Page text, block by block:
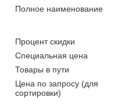
Полное наименование
Процент скидки
Специальная цена
Товары в пути
Цена по запросу (для
сортировки)